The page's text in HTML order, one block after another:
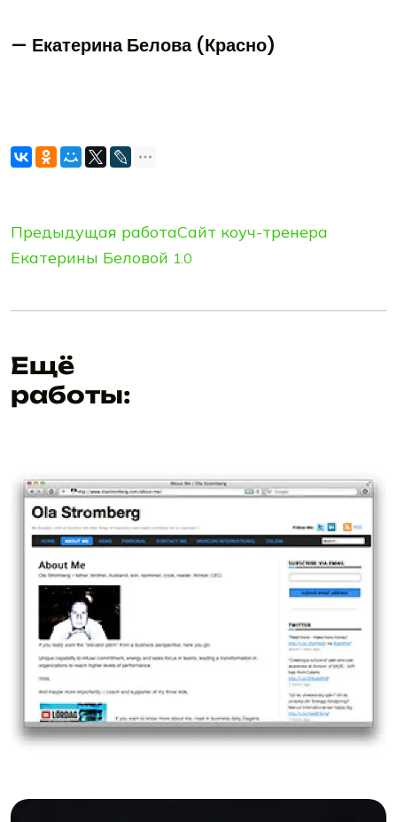
— Екатерина Белова (Красно)
Предыдущая работаСайт коуч-тренера
Екатерины Беловой 1.0
Ещё
работы: